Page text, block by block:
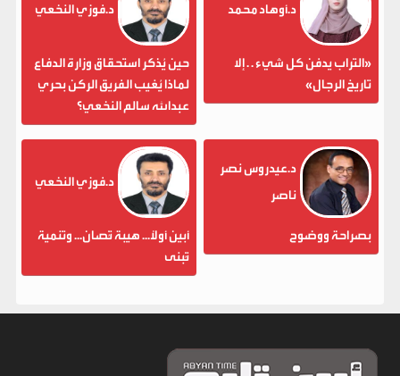
د.أوهاد محمد
«التراب يدفن كل شيء . . إلا
تاريخ الرجال»
د.فوزي النخعي
حين يُذكر استحقاق وزارة الدفاع
لماذا يُغيب الفريق الركن بحري
عبدالله سالم النخعي؟
د.عيدروس نصر
ناصر
بصراحة ووضوح
د.فوزي النخعي
أبين أولاً... هيبة تُصان... وتنمية
تُبنى